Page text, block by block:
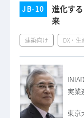
JB-10
進化す
来
建築向け DX・
実業
東京